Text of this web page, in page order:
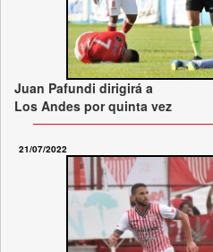
Juan Pafundi dirigirá a
Los Andes por quinta vez
21/07/2022